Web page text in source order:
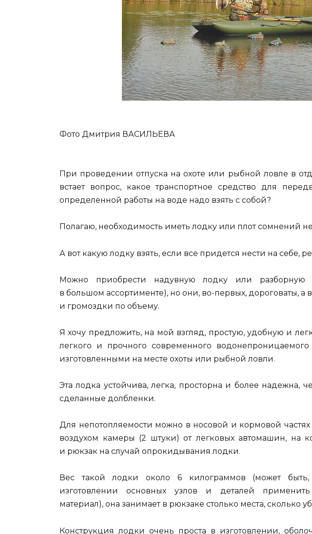
Фото Дмитрия ВАСИЛЬЕВА
При проведении отпуска на охоте или рыбной ловле в
встает вопрос, какое транспортное средство для
определенной работы на воде надо взять с собой?
Полагаю, необходимость иметь лодку или плот сомнений
А вот какую лодку взять, если все придется нести на себе,
Можно приобрести надувную лодку или разборную
в большом ассортименте), но они, во-первых, дороговаты, а
и громоздки по объему.
Я хочу предложить, на мой взгляд, простую, удобную и
легкого и прочного современного
изготовленными на месте охоты или рыбной ловли.
Эта лодка устойчива, легка, просторна и более надежна,
сделанные долбленки.
Для непотопляемости можно в носовой и кормовой
воздухом камеры (2 штуки) от легковых автомашин, на
и рюкзак на случай опрокидывания лодки.
Вес такой лодки около 6 килограммов (может
изготовлении основных узлов и деталей
материал), она занимает в рюкзаке столько места, сколько
Конструкция лодки очень проста в изготовлении,